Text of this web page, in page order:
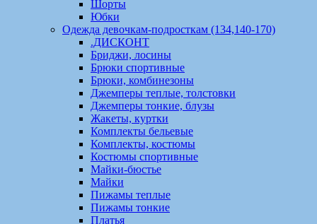
Шорты
Юбки
Одежда девочкам-подросткам (134,140-170)
.ДИСКОНТ
Бриджи, лосины
Брюки спортивные
Брюки, комбинезоны
Джемперы теплые, толстовки
Джемперы тонкие, блузы
Жакеты, куртки
Комплекты бельевые
Комплекты, костюмы
Костюмы спортивные
Майки-бюстье
Майки
Пижамы теплые
Пижамы тонкие
Платья